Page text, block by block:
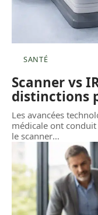
SANTÉ
Scanner vs
distinctions
Les avancées
médicale ont
le scanner…